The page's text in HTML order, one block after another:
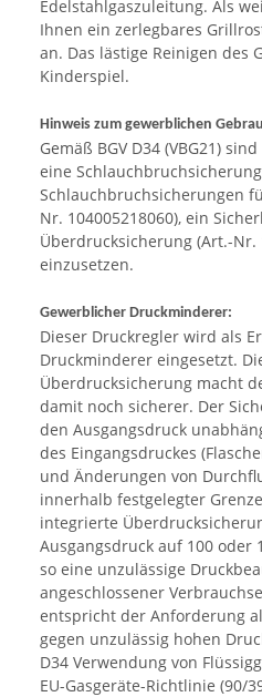
Edelstahlgaszuleitung. Als
Ihnen ein zerlegbares
an. Das lästige Reinigen des
Kinderspiel.
Hinweis zum gewerblichen
Gemäß BGV D34 (VBG21)
eine
Schlauchbruchsicherungen
Nr. 104005218060), ein
Überdrucksicherung (Art.-Nr.
einzusetzen.
Gewerblicher Druckminderer:
Dieser Druckregler wird als
Druckminderer eingesetzt.
Überdrucksicherung macht
damit noch sicherer. Der
den Ausgangsdruck
des Eingangsdruckes
und Änderungen von
innerhalb festgelegter
integrierte
Ausgangsdruck auf 100
so eine unzulässige
angeschlossener
entspricht der Anforderung
gegen unzulässig hohen
D34 Verwendung von
EU-Gasgeräte-Richtlinie (90/